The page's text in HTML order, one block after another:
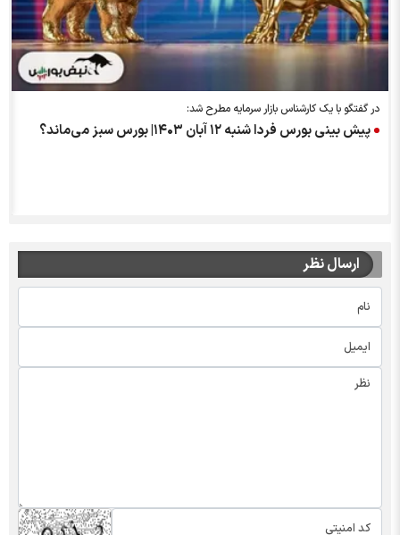
در گفتگو با یک کارشناس بازار سرمایه مطرح شد:
پیش بینی بورس فردا شنبه ۱۲ آبان ۱۴۰۳| بورس سبز می‌ماند؟
ارسال نظر